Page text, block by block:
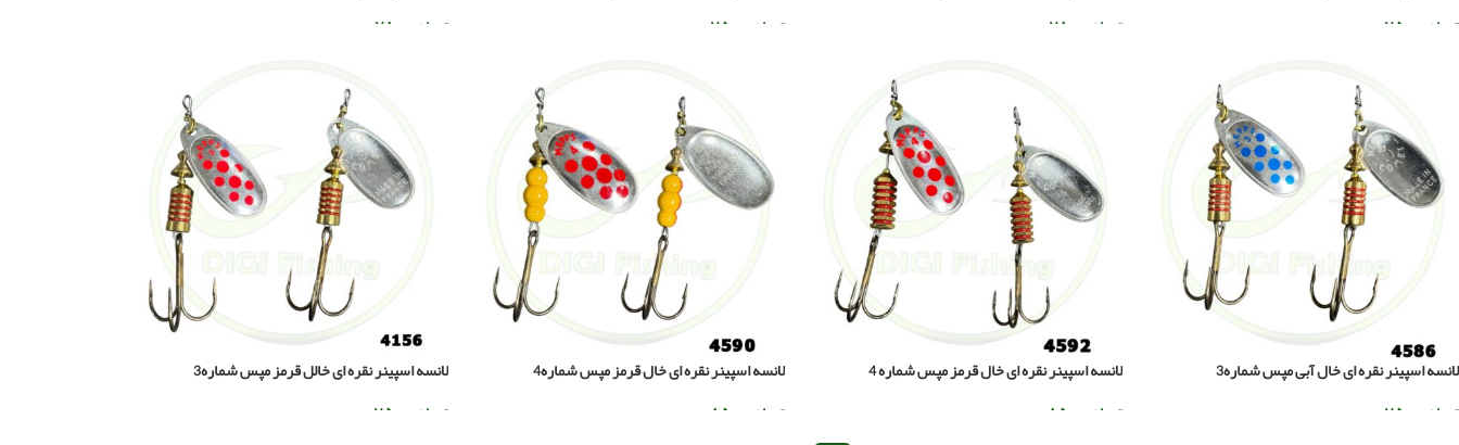
تومان
۷۵۰.۰۰۰
تومان
۷۸۰.۰۰۰
تومان
۷۵۰.۰۰۰
تومان
۷۸۰.۰۰۰
لانسه اسپینر نقره ای خال آبی مپس شماره3
تومان
۷۵۰.۰۰۰
لانسه اسپینر نقره ای خال قرمز مپس شماره 4
تومان
۸۵۰.۰۰۰
لانسه اسپینر نقره ای خال قرمز مپس شماره4
تومان
۸۵۰.۰۰۰
لانسه اسپینر نقره ای خالل قرمز مپس شماره3
تومان
۷۵۰.۰۰۰